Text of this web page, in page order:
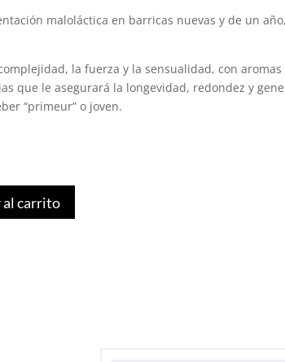
maloláctica en barricas nuevas y de un
la fuerza y la sensualidad, con
que le asegurará la longevidad, redondez y
“primeur” o joven.
al carrito